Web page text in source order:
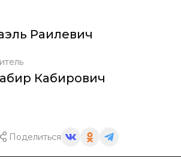
Раилевич
Кабирович
Поделиться